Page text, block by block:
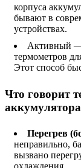
корпуса
бывают в
устройствах.
Активный —
термометров
Этот способ
Что говорит
аккумулятора
Перегрев
неправильно,
вызвано